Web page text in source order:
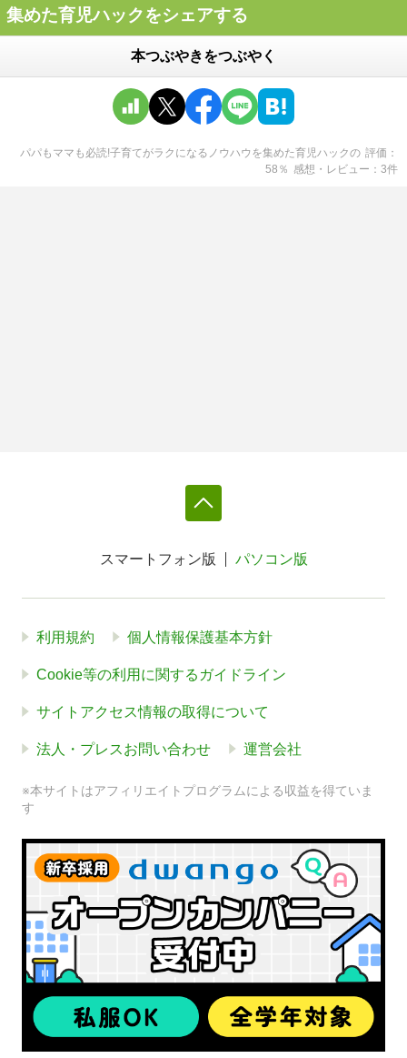
集めた育児ハックをシェアする
本つぶやきをつぶやく
パパもママも必読!子育てがラクになるノウハウを集めた育児ハックの 評価
58 ％ 感想・レビュー 3件
スマートフォン版 パソコン版
利用規約 個人情報保護基本方針
Cookie等の利用に関するガイドライン
サイトアクセス情報の取得について
法人・プレスお問い合わせ 運営会社
※本サイトはアフィリエイトプログラムによる収益を得ていま
す